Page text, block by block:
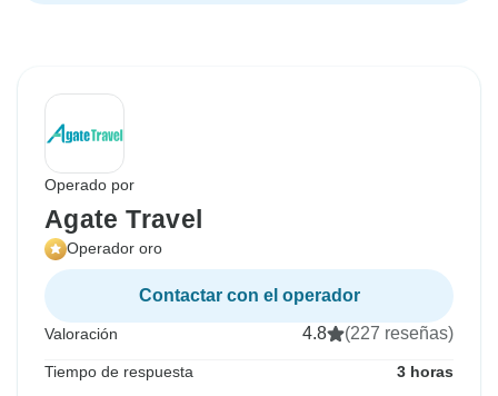
Operado por
Agate Travel
Operador oro
Contactar con el operador
Valoración 4.8 (227 reseñas)
Tiempo de respuesta 3 horas